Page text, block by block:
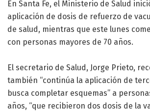
En Santa Fe, el Ministerio de Salud
aplicación de dosis de refuerzo de
de salud, mientras que este lunes
con personas mayores de 70 años.
El secretario de Salud, Jorge Prieto,
también “continúa la aplicación de
busca completar esquemas” a
años, “que recibieron dos dosis de la